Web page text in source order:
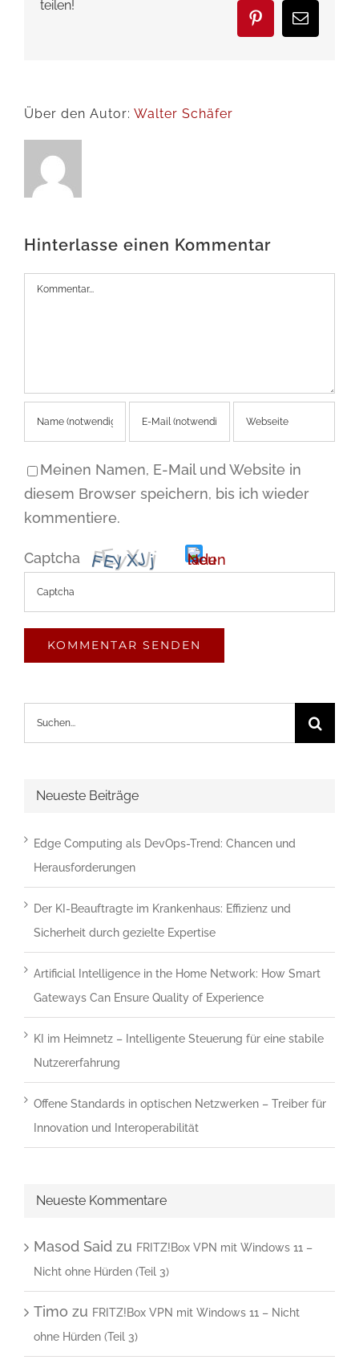
teilen!
Pinterest
E-
Mail
Über den Autor: Walter Schäfer
Hinterlasse einen Kommentar
Kommentar
Meinen Namen, E-Mail und Website in
diesem Browser speichern, bis ich wieder
kommentiere.
Captcha
CAPTCHA
angezeigten
ein,
zu
bestätigen,
dass
du
ein
Suche
nach:
Neueste Beiträge
Edge Computing als DevOps-Trend: Chancen und
Herausforderungen
Der KI-Beauftragte im Krankenhaus: Effizienz und
Sicherheit durch gezielte Expertise
Artificial Intelligence in the Home Network: How Smart
Gateways Can Ensure Quality of Experience
KI im Heimnetz – Intelligente Steuerung für eine stabile
Nutzererfahrung
Offene Standards in optischen Netzwerken – Treiber für
Innovation und Interoperabilität
Neueste Kommentare
Masod Said zu FRITZ!Box VPN mit Windows 11 –
Nicht ohne Hürden (Teil 3)
Timo zu FRITZ!Box VPN mit Windows 11 – Nicht
ohne Hürden (Teil 3)